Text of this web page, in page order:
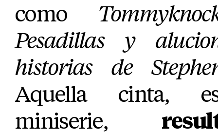
como
Pesadillas y
historias de
Aquella cinta,
miniserie,